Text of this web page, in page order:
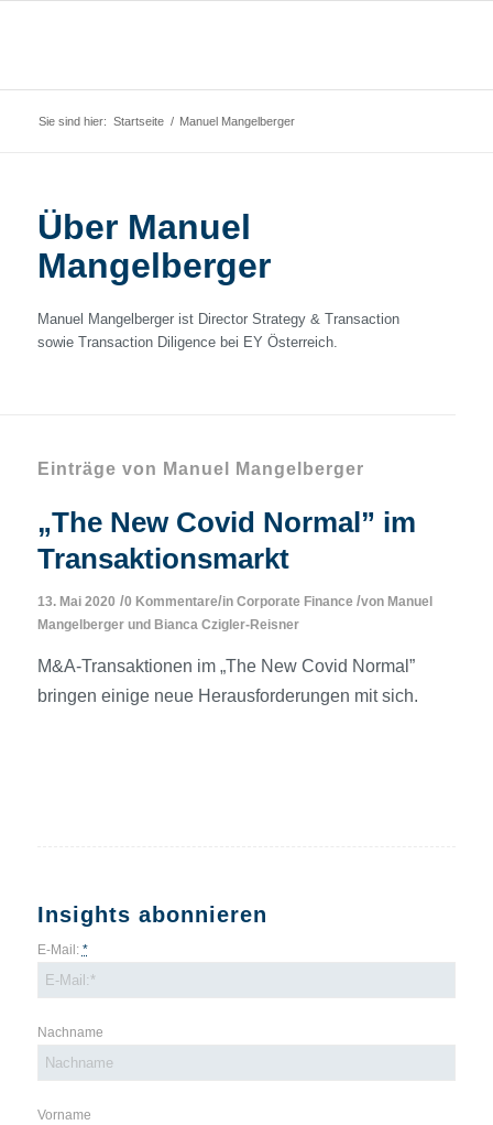
Sie sind hier: Startseite / Manuel Mangelberger
Über Manuel
Mangelberger
Manuel Mangelberger ist Director Strategy & Transaction
sowie Transaction Diligence bei EY Österreich.
Einträge von Manuel Mangelberger
„The New Covid Normal” im
Transaktionsmarkt
13. Mai 2020 /0 Kommentare/in Corporate Finance /von Manuel
Mangelbergerund Bianca Czigler-Reisner
M&A-Transaktionen im „The New Covid Normal”
bringen einige neue Herausforderungen mit sich.
Insights abonnieren
E-Mail: *
Nachname
Vorname